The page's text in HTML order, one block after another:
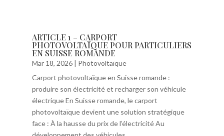
ARTICLE 1 – CARPORT
PHOTOVOLTAÏQUE POUR PARTICULIERS
EN SUISSE ROMANDE
Mar 18, 2026| Photovoltaïque
Carport photovoltaïque en Suisse romande :
produire son électricité et recharger son véhicule
électrique En Suisse romande, le carport
photovoltaïque devient une solution stratégique
face : À la hausse du prix de l’électricité Au